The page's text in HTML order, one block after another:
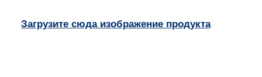
Загрузите сюда изображение продукта